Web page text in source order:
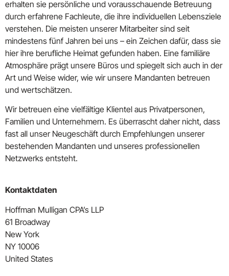
erhalten sie persönliche und vorausschauende Betreuung
durch erfahrene Fachleute, die ihre individuellen Lebensziele
verstehen. Die meisten unserer Mitarbeiter sind seit
mindestens fünf Jahren bei uns – ein Zeichen dafür, dass sie
hier ihre berufliche Heimat gefunden haben. Eine familiäre
Atmosphäre prägt unsere Büros und spiegelt sich auch in der
Art und Weise wider, wie wir unsere Mandanten betreuen
und wertschätzen.
Wir betreuen eine vielfältige Klientel aus Privatpersonen,
Familien und Unternehmern. Es überrascht daher nicht, dass
fast all unser Neugeschäft durch Empfehlungen unserer
bestehenden Mandanten und unseres professionellen
Netzwerks entsteht.
Kontaktdaten
Hoffman Mulligan CPA’s LLP
61 Broadway
New York
NY 10006
United States